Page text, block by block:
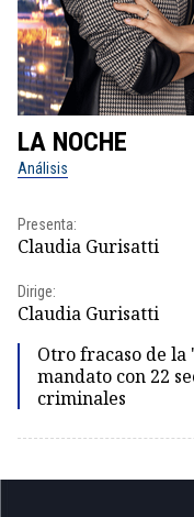
LA NOCHE
Análisis
Presenta:
Claudia Gurisatti
Dirige:
Claudia Gurisatti
Otro fracaso de la
mandato con 22
criminales
1